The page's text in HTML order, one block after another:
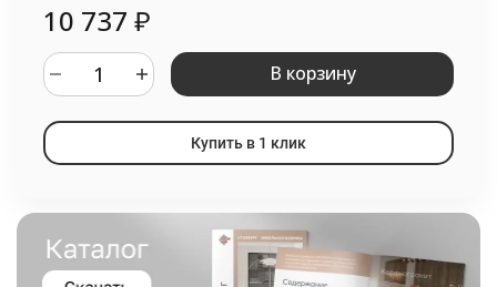
10 737 ₽
В корзину
Купить в 1 клик